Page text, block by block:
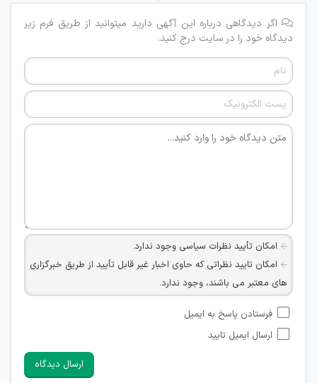
اگر دیدگاهی درباره این آگهی دارید میتوانید از طریق فرم زیر
دیدگاه خود را در سایت درج کنید.
امکان تأیید نظرات سیاسی وجود ندارد.
امکان تایید نظراتی که حاوی اخبار غیر قابل تأیید از طریق خبرگزاری
های معتبر می باشند، وجود ندارد.
شبکه های مجازی ارتباطی می باشند وجود ندارد.
امکان تأیید نظرات کاربرانی که به هر طریقی قصد مأیوس کردن
هرگونه تحریک، تحقیر و کنایه به سایر افراد (مسئول و غیر مسئول)
فرستادن پاسخ به ایمیل
ارسال ایمیل تایید
ارسال دیدگاه